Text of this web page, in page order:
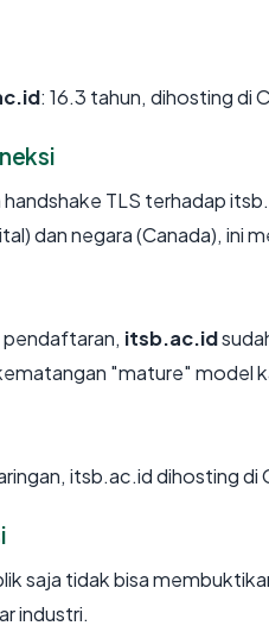
: 16.3 tahun, dihosting di
handshake TLS terhadap
dan negara (Canada), ini
pendaftaran, itsb.ac.id
"mature" model
itsb.ac.id dihosting di
saja tidak bisa
industri.